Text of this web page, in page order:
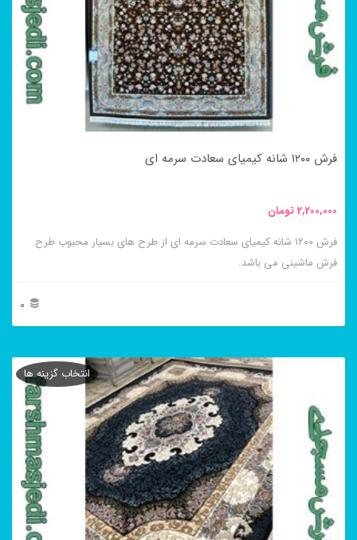
باشد.
گزینه
ها
صفحه
انتخاب
شوند
فرش ۱۲۰۰ شانه کیمیای سعادت سرمه ای
2,200,000تومان
فرش ۱۲۰۰ شانه کیمیای سعادت سرمه ای از طرح های بسیار محبوب طرح
فرش ماشینی می باشد.
0
محصول
مختلفی
باشد.
گزینه
انتخاب گزینه ها